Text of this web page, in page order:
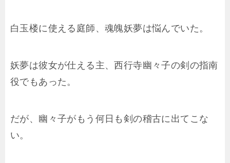
白玉楼に使える庭師、魂魄妖夢は悩んでいた。
妖夢は彼女が仕える主、西行寺幽々子の剣の指南
役でもあった。
だが、幽々子がもう何日も剣の稽古に出てこな
い。